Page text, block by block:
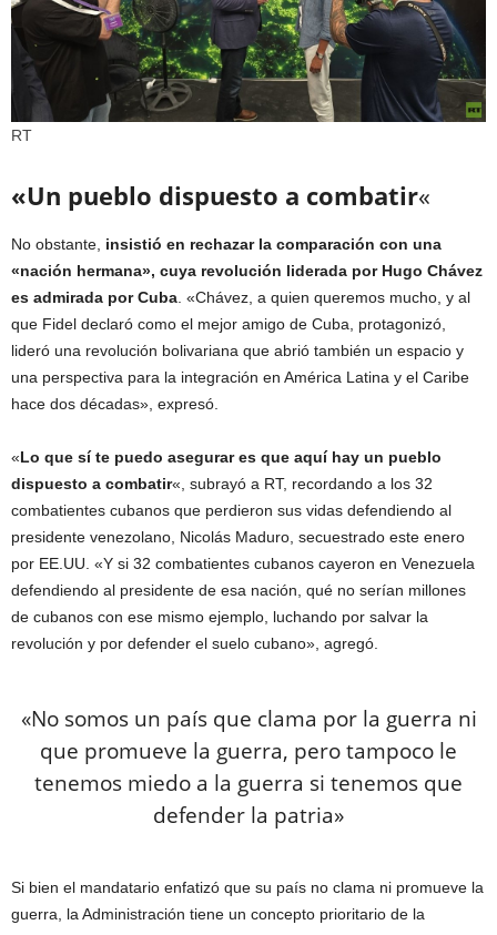
RT
«Un pueblo dispuesto a combatir«
No obstante, insistió en rechazar la comparación con una
«nación hermana», cuya revolución liderada por Hugo Chávez
es admirada por Cuba . «Chávez, a quien queremos mucho, y al
que Fidel declaró como el mejor amigo de Cuba, protagonizó,
lideró una revolución bolivariana que abrió también un espacio y
una perspectiva para la integración en América Latina y el Caribe
hace dos décadas», expresó.
«Lo que sí te puedo asegurar es que aquí hay un pueblo
dispuesto a combatir«, subrayó a RT, recordando a los 32
combatientes cubanos que perdieron sus vidas defendiendo al
presidente venezolano, Nicolás Maduro, secuestrado este enero
por EE.UU. «Y si 32 combatientes cubanos cayeron en Venezuela
defendiendo al presidente de esa nación, qué no serían millones
de cubanos con ese mismo ejemplo, luchando por salvar la
revolución y por defender el suelo cubano», agregó.
«No somos un país que clama por la guerra ni
que promueve la guerra, pero tampoco le
tenemos miedo a la guerra si tenemos que
defender la patria»
Si bien el mandatario enfatizó que su país no clama ni promueve la
guerra, la Administración tiene un concepto prioritario de la